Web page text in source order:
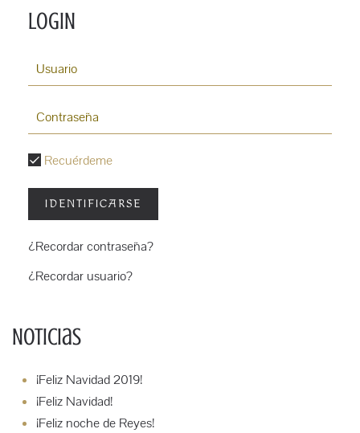
LOGIN
Recuérdeme
IDENTIFICARSE
¿Recordar contraseña?
¿Recordar usuario?
Noticias
¡Feliz Navidad 2019!
¡Feliz Navidad!
¡Feliz noche de Reyes!